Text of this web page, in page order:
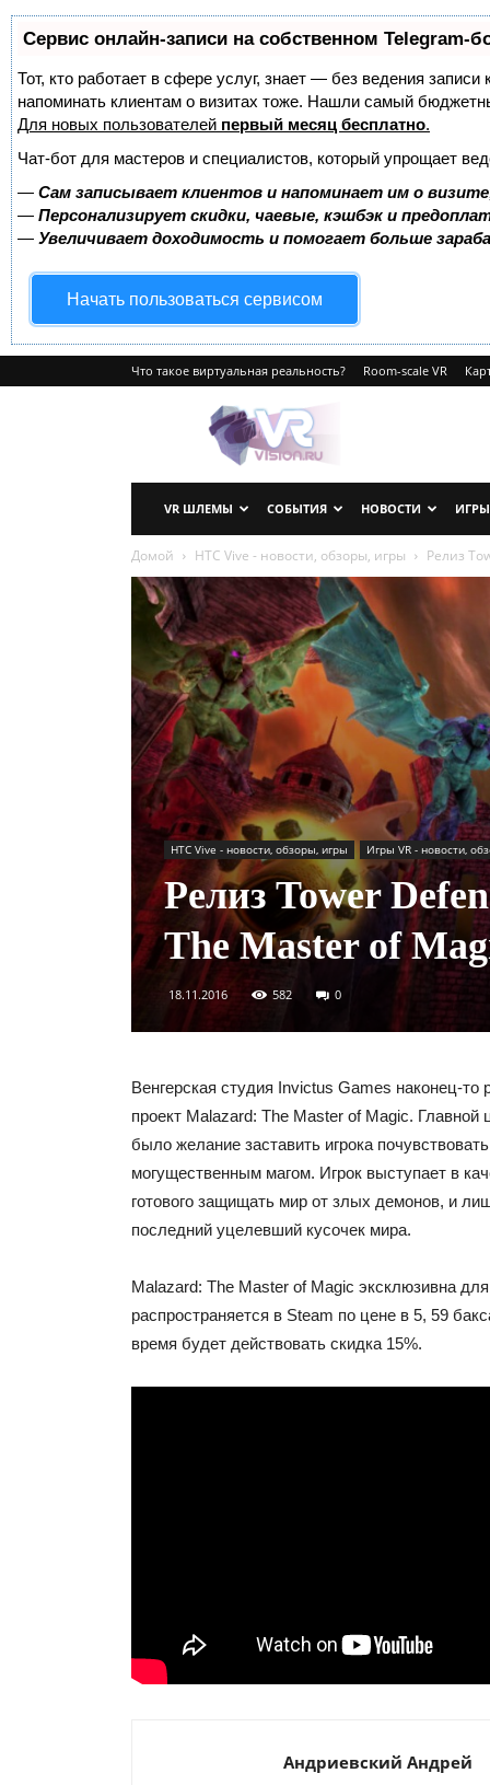
Сервис онлайн-записи на собственном Telegram-
Тот, кто работает в сфере услуг, знает — без ведения
напоминать клиентам о визитах тоже. Нашли самый
Для новых пользователей первый месяц бесплатно.
Чат-бот для мастеров и специалистов, который упрощает
— Сам записывает клиентов и напоминает им о
— Персонализирует скидки, чаевые, кэшбэк и
— Увеличивает доходимость и помогает больше
Начать пользоваться сервисом
Что такое виртуальная реальность? Room-scale VR
VRvision.ru
VR ШЛЕМЫ СОБЫТИЯ НОВОСТИ ИГРЫ
Домой HTC Vive - новости, обзоры, игры Релиз
HTC Vive - новости, обзоры, игры Игры VR - новости,
Релиз Tower
The Master of
18.11.2016 582 0
Венгерская студия Invictus Games наконец-то
проект Malazard: The Master of Magic. Главной
было желание заставить игрока
могущественным магом. Игрок выступает в
готового защищать мир от злых демонов, и
последний уцелевший кусочек мира.
Malazard: The Master of Magic эксклюзивна
распространяется в Steam по цене в 5, 59
время будет действовать скидка 15%.
Андриевский Андрей